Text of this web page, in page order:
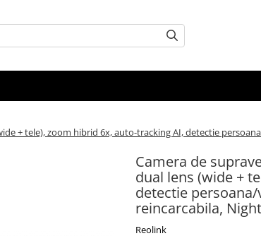
+ tele), zoom hibrid 6x, auto-tracking AI, detectie
Camera de
dual lens (wide +
detectie
reincarcabila,
Reolink